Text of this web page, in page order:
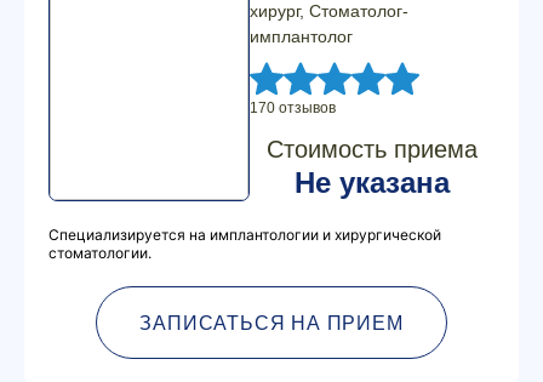
хирург, Стоматолог-
имплантолог
170 отзывов
Стоимость приема
Не указана
Специализируется на имплантологии и хирургической
стоматологии.
ЗАПИСАТЬСЯ НА ПРИЕМ